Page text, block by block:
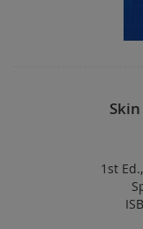
1st Ed.,